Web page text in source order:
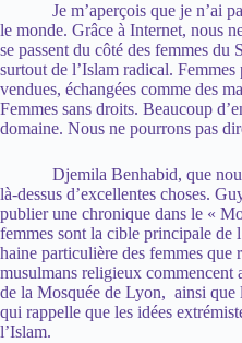
Je m’aperçois que je n’ai pas
le monde. Grâce à Internet, nous
se passent du côté des femmes du
surtout de l’Islam radical. Femmes
vendues, échangées comme des
Femmes sans droits. Beaucoup
domaine. Nous ne pourrons pas
Djemila Benhabid, que nous
là-dessus d’excellentes choses.
publier une chronique dans le «
femmes sont la cible principale de
haine particulière des femmes que
musulmans religieux commencent
de la Mosquée de Lyon, ainsi
qui rappelle que les idées
l’Islam.